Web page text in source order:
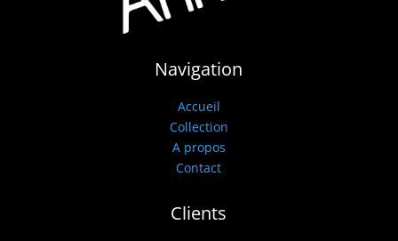
Navigation
Accueil
Collection
A propos
Contact
Clients